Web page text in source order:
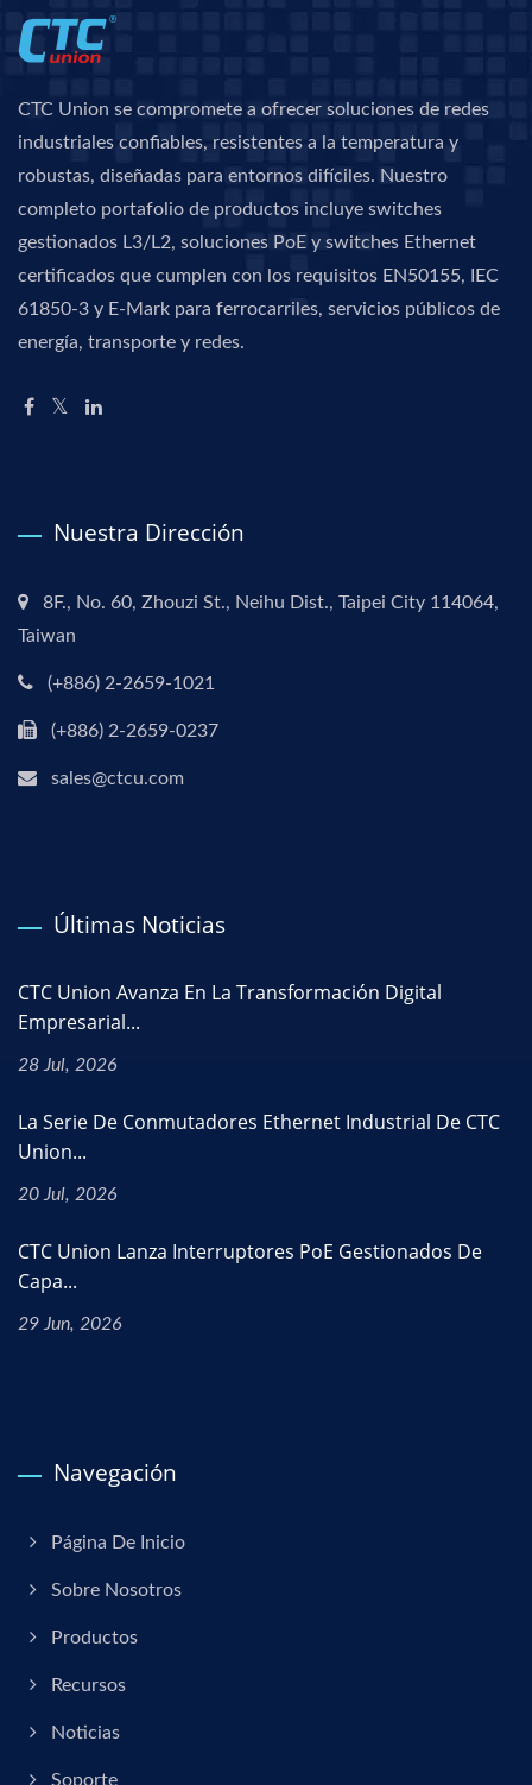
CTC Union se compromete a ofrecer soluciones de redes
industriales confiables, resistentes a la temperatura y
robustas, diseñadas para entornos difíciles. Nuestro
completo portafolio de productos incluye switches
gestionados L3/L2, soluciones PoE y switches Ethernet
certificados que cumplen con los requisitos EN50155, IEC
61850-3 y E-Mark para ferrocarriles, servicios públicos de
energía, transporte y redes.
Nuestra Dirección
8F., No. 60, Zhouzi St., Neihu Dist., Taipei City 114064,
Taiwan
(+886) 2-2659-1021
(+886) 2-2659-0237
sales@ctcu.com
Últimas Noticias
CTC Union Avanza En La Transformación Digital
Empresarial...
28 Jul, 2026
La Serie De Conmutadores Ethernet Industrial De CTC
Union...
20 Jul, 2026
CTC Union Lanza Interruptores PoE Gestionados De
Capa...
29 Jun, 2026
Navegación
Página De Inicio
Sobre Nosotros
Productos
Recursos
Noticias
Soporte